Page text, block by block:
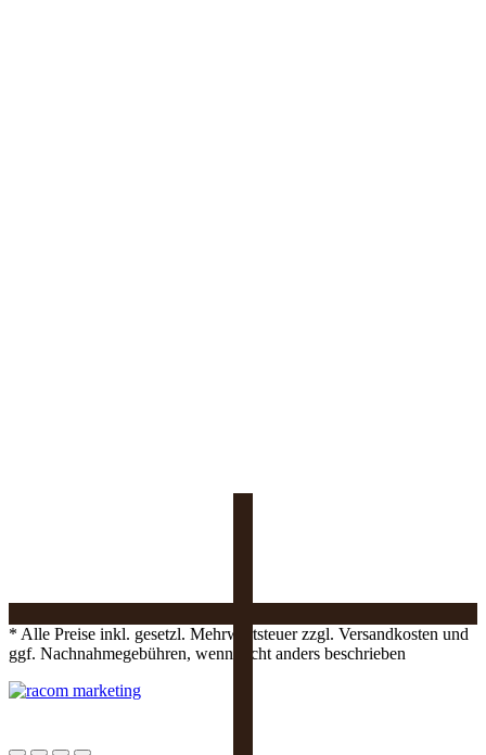
* Alle Preise inkl. gesetzl. Mehrwertsteuer zzgl. Versandkosten und
ggf. Nachnahmegebühren, wenn nicht anders beschrieben